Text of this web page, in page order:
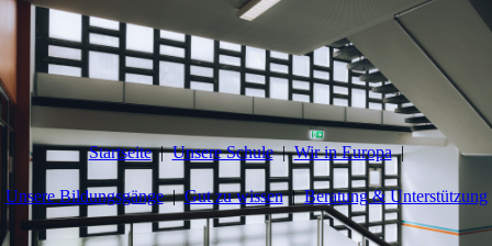
Startseite Unsere Schule Wir in Europa
Unsere Bildungsgänge Gut zu wissen Beratung & Unterstützung